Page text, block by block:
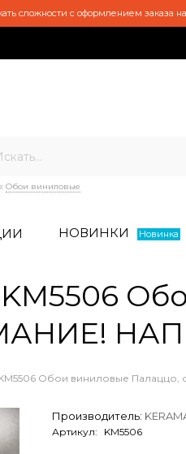
сложности с оформлением заказа
Обои виниловые
НОВИНКИ Новинка
KM5506
Обои виниловые
Производитель:
Артикул: KM5506